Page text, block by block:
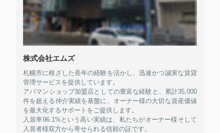
株式会社エムズ
札幌市に根ざした長年の経験を活かし、迅速かつ誠実な賃貸
管理サービスを提供しています。
アパマンショップ加盟店としての豊富な経験と、累計35,000
件を超える仲介実績を基盤に、オーナー様の大切な資産価値
を最大化するサポートをご提供します。
入居率96.1%という高い実績は、私たちがオーナー様そして
入居者様双方から寄せられる信頼の証です。